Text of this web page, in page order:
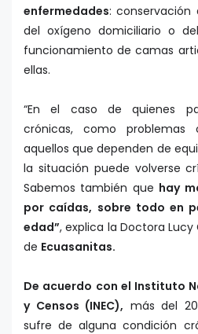
enfermedades: conservación
del oxígeno domiciliario o
funcionamiento de camas
ellas.
“En el caso de quienes
crónicas, como problemas
aquellos que dependen de
la situación puede volverse
Sabemos también que hay
por caídas, sobre todo en
edad”, explica la Doctora
de Ecuasanitas.
De acuerdo con el Instituto
y Censos (INEC), más del
sufre de alguna condición